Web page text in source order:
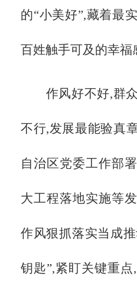
的“小美好”,藏着最
百姓触手可及的幸福
作风好不好,群
不行,发展最能验真
自治区党委工作部
大工程落地实施等
作风狠抓落实当成
钥匙”,紧盯关键重